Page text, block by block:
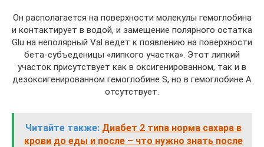
Он располагается на поверхности молекулы гемоглобина
и контактирует в водой, и замещение полярного остатка
Glu на неполярный Val ведет к появлению на поверхности
бета-субъеденицы «липкого участка». Этот липкий
участок присутствует как в оксигенированном, так и в
дезоксигенированном гемоглобине S, но в гемоглобине А
отсутствует.
Читайте также: Диабет 2 типа норма сахара в
крови до еды и после – что нужно знать после